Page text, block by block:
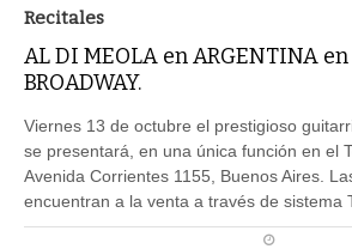
Recitales
AL DI MEOLA en ARGENTINA en
BROADWAY.
Viernes 13 de octubre el prestigioso
se presentará, en una única función en el
Avenida Corrientes 1155, Buenos Aires.
encuentran a la venta a través de sistema